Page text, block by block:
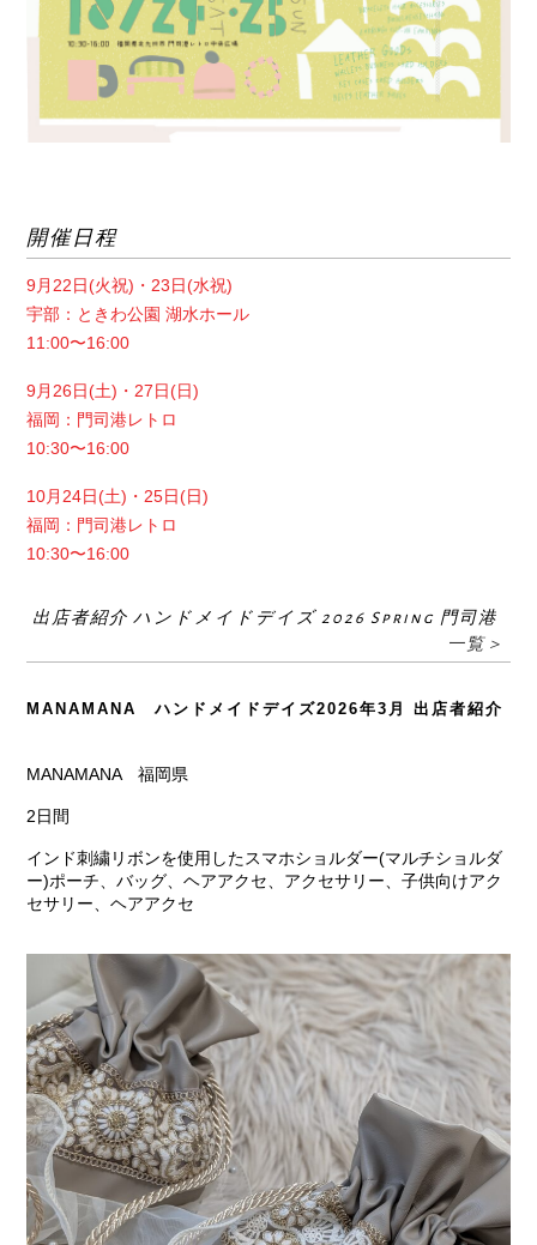
開催日程
9月22日(火祝)・23日(水祝)
宇部：ときわ公園 湖水ホール
11:00〜16:00
9月26日(土)・27日(日)
福岡：門司港レトロ
10:30〜16:00
10月24日(土)・25日(日)
福岡：門司港レトロ
10:30〜16:00
出店者紹介 ハンドメイドデイズ 2026 Spring 門司港
一覧＞
MANAMANA ハンドメイドデイズ2026年3月 出店者紹介
MANAMANA 福岡県
2日間
インド刺繍リボンを使用したスマホショルダー(マルチショルダ
ー)ポーチ、バッグ、ヘアアクセ、アクセサリー、子供向けアク
セサリー、ヘアアクセ